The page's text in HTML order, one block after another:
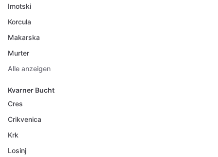
Imotski
Korcula
Makarska
Murter
Alle anzeigen
Kvarner Bucht
Cres
Crikvenica
Krk
Losinj